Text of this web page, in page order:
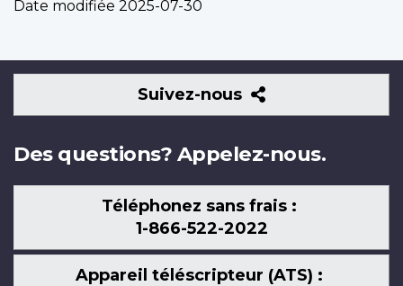
Date modifiée 2025-07-30
Suivez-nous
Suivez-
nous
Des questions? Appelez-nous.
Téléphonez sans frais :
1-866-522-2022
Appareil téléscripteur (ATS) :